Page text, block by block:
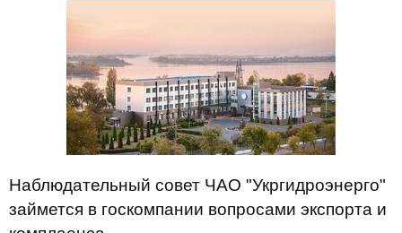
Наблюдательный совет ЧАО "Укргидроэнерго"
займется в госкомпании вопросами экспорта и